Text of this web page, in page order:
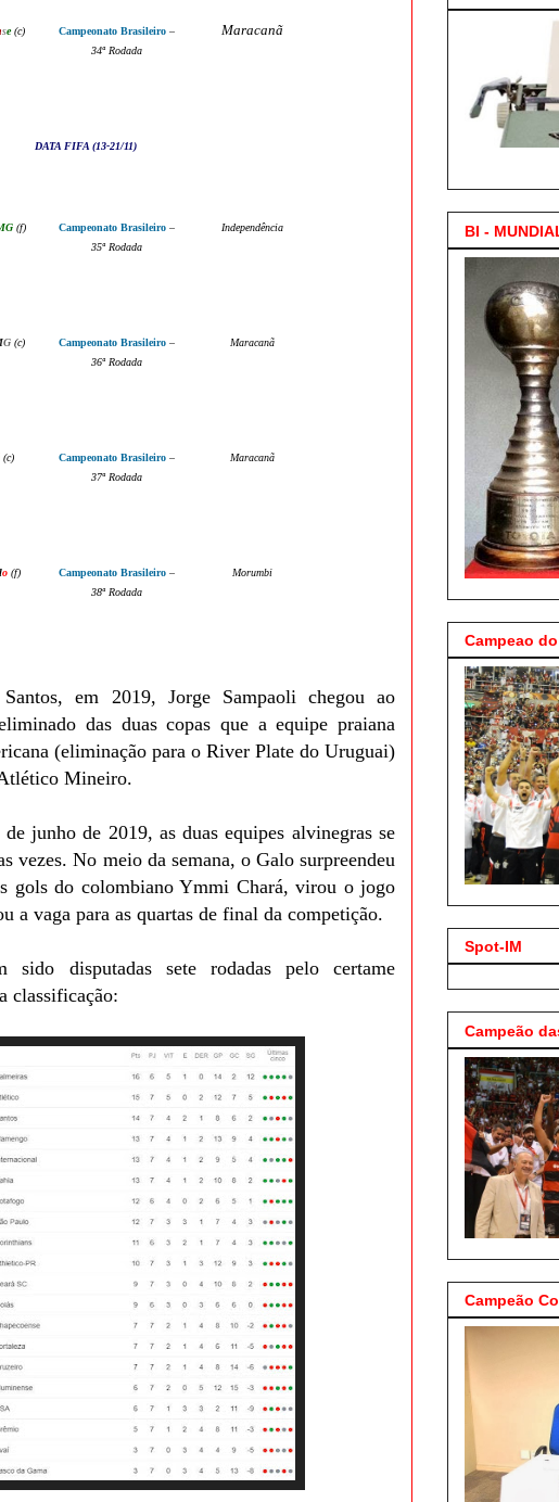
se (c) Campeonato Brasileiro –
34ª Rodada
Maracanã
DATA FIFA (13-21/11)
(f) Campeonato Brasileiro –
35ª Rodada
Independência
G (c) Campeonato Brasileiro –
36ª Rodada
Maracanã
(c) Campeonato Brasileiro –
37ª Rodada
Maracanã
lo (f) Campeonato Brasileiro –
38ª Rodada
Morumbi
em 2019, Jorge Sampaoli chegou ao
das duas copas que a equipe praiana
(eliminação para o River Plate do Uruguai)
Mineiro.
junho de 2019, as duas equipes alvinegras se
vezes. No meio da semana, o Galo surpreendeu
gols do colombiano Ymmi Chará, virou o jogo
a vaga para as quartas de final da competição.
sido disputadas sete rodadas pelo certame
classificação:
BI -
Campeao
Spot-IM
Campeão
Campeão